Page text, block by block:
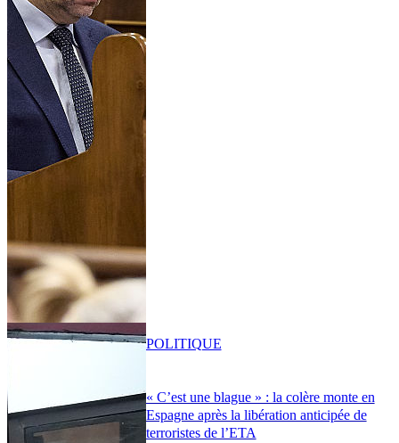
« C’est une blague » : la colère monte en
Espagne après la libération anticipée de
terroristes de l’ETA
POLITIQUE